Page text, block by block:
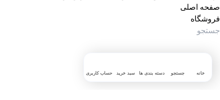
صفحه اصلی
فروشگاه
خانه جستجو دسته بندی ها سبد خرید حساب کاربری